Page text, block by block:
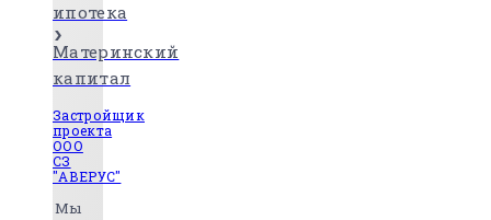
ипотека
Материнский
капитал
Застройщик
проекта
ООО
СЗ
"АВЕРУС"
Мы